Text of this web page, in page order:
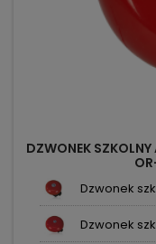
DZWONEK
Dzwonek
Dzwonek